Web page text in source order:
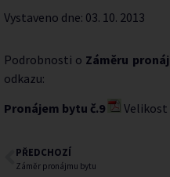
Vystaveno dne: 03. 10. 2013
Podrobnosti o Záměru
odkazu:
Pronájem bytu č.9
Velikost
PŘEDCHOZÍ
Záměr pronájmu bytu